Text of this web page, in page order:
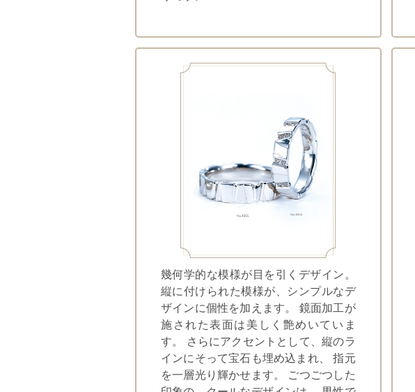
幾何学的な模様が目を引くデザイン。
縦に付けられた模様が、シンプルなデ
ザインに個性を加えます。 鏡面加工が
施された表面は美しく艶めいていま
す。 さらにアクセントとして、縦のラ
インにそって宝石も埋め込まれ、 指元
を一層光り輝かせます。 ごつごつした